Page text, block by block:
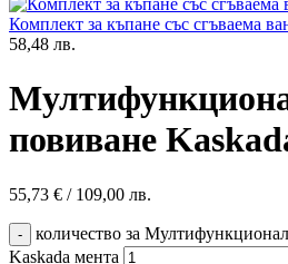
Комплект за къпане със сгъваема
58,48 лв.
повиване
55,73 € / 109,00 лв.
количество за
Kaskada мента